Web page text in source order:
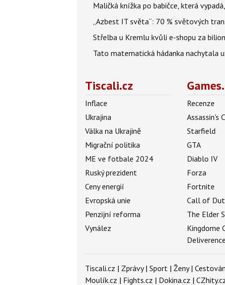
Maličká knížka po babičce, která
„Azbest IT světa“: 70 % světových
Střelba u Kremlu kvůli e-shopu za
Tato matematická hádanka nachytala
Tiscali.cz
Inflace
Ukrajina
Válka na Ukrajině
Migrační politika
ME ve fotbale 2024
Ruský prezident
Ceny energií
Evropská unie
Penzijní reforma
Vynález
Recenze
Assassin's
Starfield
GTA
Diablo IV
Forza
Fortnite
Call of
The Elder
Kingdome
Deliverence
Tiscali.cz | Zprávy| Sport | Ženy|
Moulík.cz | Fights.cz | Dokina.cz |